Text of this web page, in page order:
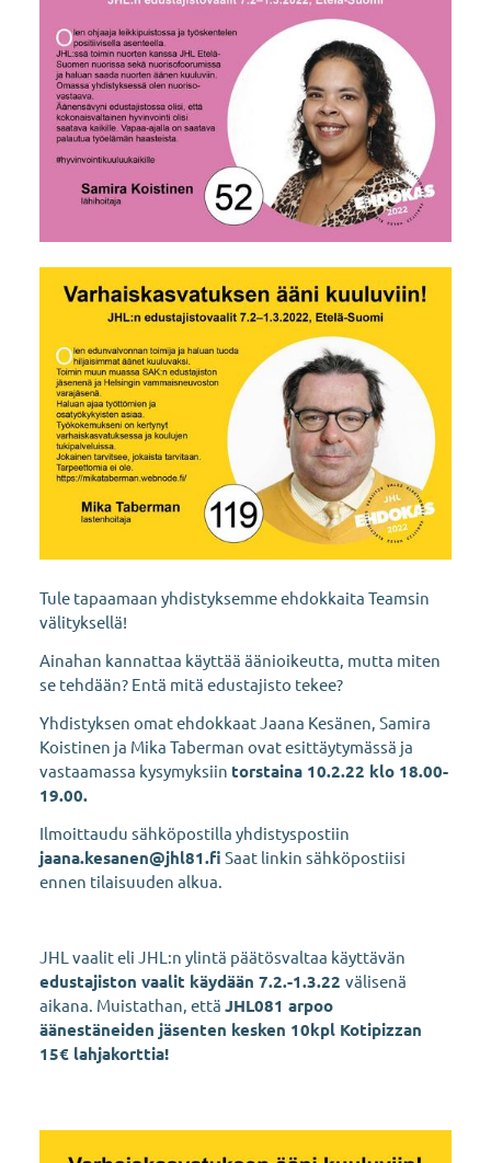
Tule tapaamaan yhdistyksemme ehdokkaita Teamsin
välityksellä!
Ainahan kannattaa käyttää äänioikeutta, mutta miten
se tehdään? Entä mitä edustajisto tekee?
Yhdistyksen omat ehdokkaat Jaana Kesänen, Samira
Koistinen ja Mika Taberman ovat esittäytymässä ja
vastaamassa kysymyksiin torstaina 10.2.22 klo 18.00-
19.00.
Ilmoittaudu sähköpostilla yhdistyspostiin
jaana.kesanen@jhl81.fi Saat linkin sähköpostiisi
ennen tilaisuuden alkua.
JHL vaalit eli JHL:n ylintä päätösvaltaa käyttävän
edustajiston vaalit käydään 7.2.-1.3.22 välisenä
aikana. Muistathan, että JHL081 arpoo
äänestäneiden jäsenten kesken 10kpl Kotipizzan
15€ lahjakorttia!